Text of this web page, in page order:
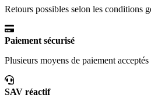
Retours possibles selon les conditions
Paiement sécurisé
Plusieurs moyens de paiement acceptés
SAV réactif